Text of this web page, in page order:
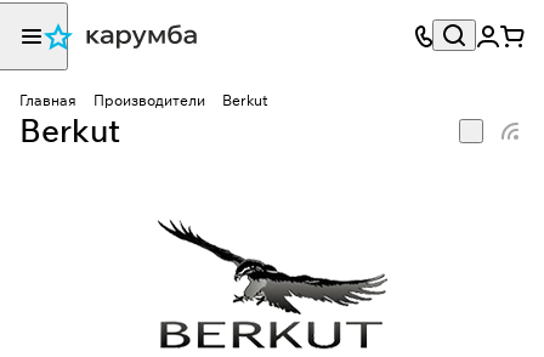
Главная Производители Berkut
Berkut